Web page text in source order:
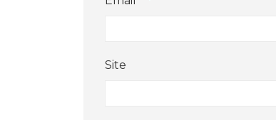
Site